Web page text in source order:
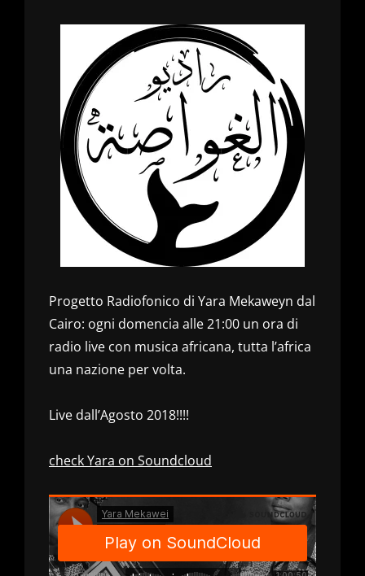
Progetto Radiofonico di Yara Mekaweyn dal
Cairo: ogni domencia alle 21:00 un ora di
radio live con musica africana, tutta l’africa
una nazione per volta.
Live dall’Agosto 2018!!!!
check Yara on Soundcloud